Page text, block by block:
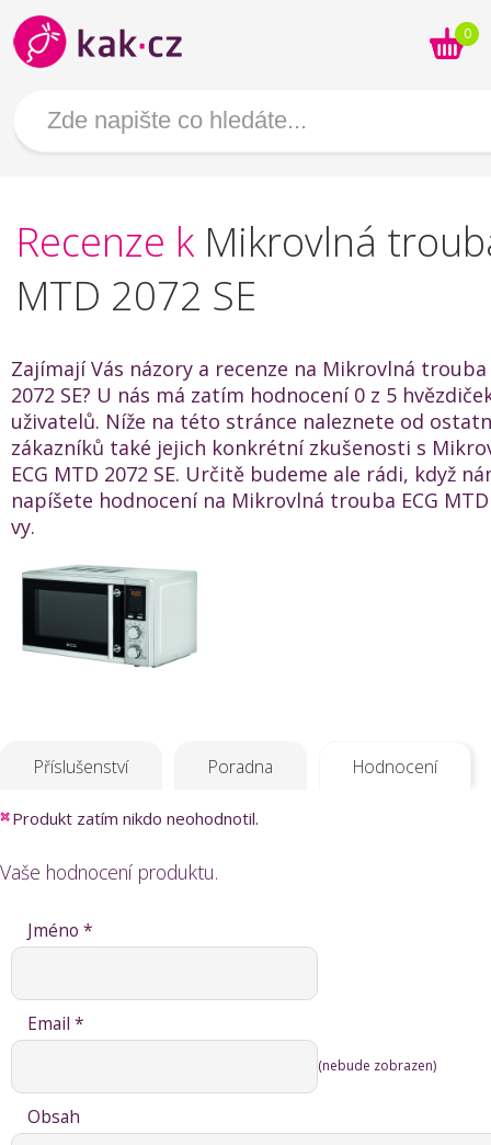
0
Recenze k Mikrovlná
MTD 2072 SE
Zajímají Vás názory a recenze na Mikrovlná trouba
2072 SE? U nás má zatím hodnocení 0 z 5
uživatelů. Níže na této stránce naleznete od
zákazníků také jejich konkrétní zkušenosti s
ECG MTD 2072 SE. Určitě budeme ale rádi, když
napíšete hodnocení na Mikrovlná trouba ECG MTD
vy.
Příslušenství Poradna Hodnocení
Produkt zatím nikdo neohodnotil.
Vaše hodnocení produktu.
Jméno *
Email *
(nebude zobrazen)
Obsah